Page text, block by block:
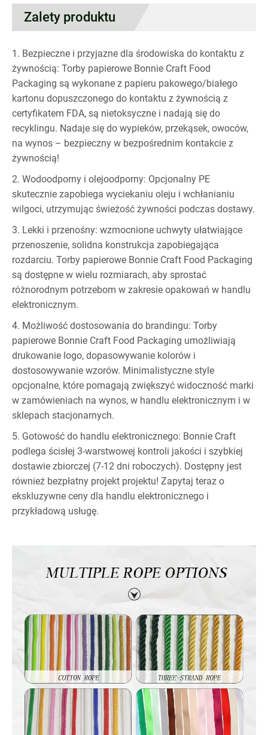
Zalety produktu
1. Bezpieczne i przyjazne dla środowiska do kontaktu z
żywnością: Torby papierowe Bonnie Craft Food
Packaging są wykonane z papieru pakowego/białego
kartonu dopuszczonego do kontaktu z żywnością z
certyfikatem FDA, są nietoksyczne i nadają się do
recyklingu. Nadaje się do wypieków, przekąsek, owoców,
na wynos – bezpieczny w bezpośrednim kontakcie z
żywnością!
2. Wodoodporny i olejoodporny: Opcjonalny PE
skutecznie zapobiega wyciekaniu oleju i wchłanianiu
wilgoci, utrzymując świeżość żywności podczas dostawy.
3. Lekki i przenośny: wzmocnione uchwyty ułatwiające
przenoszenie, solidna konstrukcja zapobiegająca
rozdarciu. Torby papierowe Bonnie Craft Food Packaging
są dostępne w wielu rozmiarach, aby sprostać
różnorodnym potrzebom w zakresie opakowań w handlu
elektronicznym.
4. Możliwość dostosowania do brandingu: Torby
papierowe Bonnie Craft Food Packaging umożliwiają
drukowanie logo, dopasowywanie kolorów i
dostosowywanie wzorów. Minimalistyczne style
opcjonalne, które pomagają zwiększyć widoczność marki
w zamówieniach na wynos, w handlu elektronicznym i w
sklepach stacjonarnych.
5. Gotowość do handlu elektronicznego: Bonnie Craft
podlega ścisłej 3-warstwowej kontroli jakości i szybkiej
dostawie zbiorczej (7-12 dni roboczych). Dostępny jest
również bezpłatny projekt projektu! Zapytaj teraz o
ekskluzywne ceny dla handlu elektronicznego i
przykładową usługę.